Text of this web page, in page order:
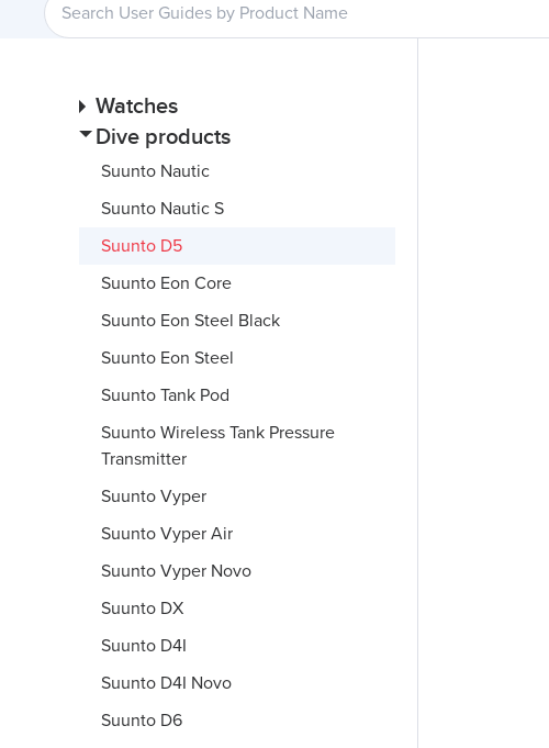
Watches
Dive products
Suunto Nautic
Suunto Nautic S
Suunto D5
Suunto Eon Core
Suunto Eon Steel Black
Suunto Eon Steel
Suunto Tank Pod
Suunto Wireless Tank Pressure
Transmitter
Suunto Vyper
Suunto Vyper Air
Suunto Vyper Novo
Suunto DX
Suunto D4I
Suunto D4I Novo
Suunto D6